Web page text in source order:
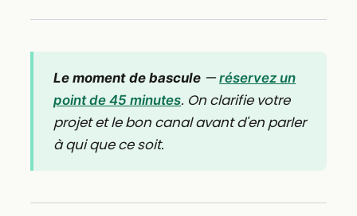
Le moment de bascule —réservez un
point de 45 minutes. On clarifie votre
projet et le bon canal avant d'en parler
à qui que ce soit.